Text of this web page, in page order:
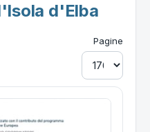
d'Elba
Pagine